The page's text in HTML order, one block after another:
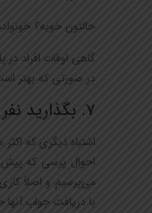
حالتون خوبه؟
گاهی اوقات افراد
در صورتی که بهتر
7. بگذارید نفر دیگر نیز صحبت کند
اشتباه دیگری که
احوال پرسی که پیش
می‌پرسیم و اصلاً
با دریافت جواب آنها